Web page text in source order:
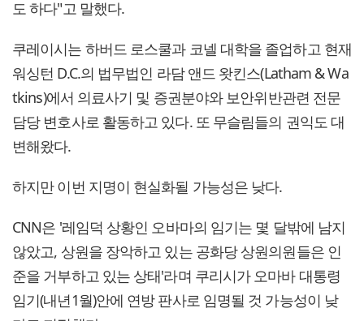
도 하다"고 말했다.
쿠레이시는 하버드 로스쿨과 코넬 대학을 졸업하고 현재
워싱턴 D.C.의 법무법인 라담 앤드 왓킨스(Latham & Wa
tkins)에서 의료사기 및 증권분야와 보안위반관련 전문
담당 변호사로 활동하고 있다. 또 무슬림들의 권익도 대
변해왔다.
하지만 이번 지명이 현실화될 가능성은 낮다.
CNN은 '레임덕 상황인 오바마의 임기는 몇 달밖에 남지
않았고, 상원을 장악하고 있는 공화당 상원의원들은 인
준을 거부하고 있는 상태'라며 쿠리시가 오마바 대통령
임기(내년1월)안에 연방 판사로 임명될 것 가능성이 낮